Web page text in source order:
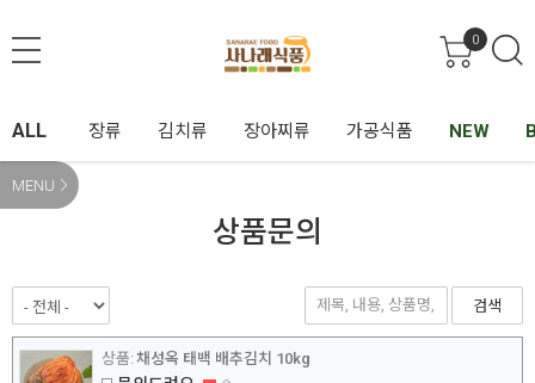
0
ALL 장류 김치류 장아찌류 가공식품 NEW
MENU
상품문의
검색
채성옥 태백 배추김치 10kg